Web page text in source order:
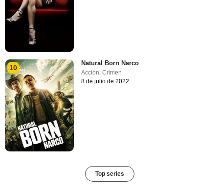
10
Natural Born Narco
Acción,Crimen
8 de julio de 2022
Top series